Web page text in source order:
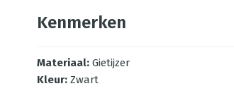
Kenmerken
Materiaal: Gietijzer
Kleur: Zwart